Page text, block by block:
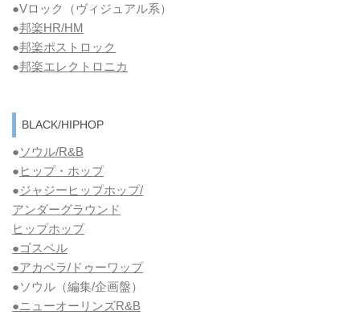
●Vロック
（ヴィジュアル系）
●邦楽HR/HM
●邦楽ポストロック
●邦楽エレクトロニカ
BLACK/HIPHOP
●ソウル/R&B
● ヒップ・ホップ
●ジャジーヒップホップ/
アンダーグラウンド
ヒップホップ
●ゴスペル
●アカペラ/ドゥーワップ
●ソウル （編集/企画盤）
●ニューオーリンズR&B